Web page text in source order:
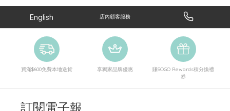
English 店內顧客服務
買滿$600免費本地送貨 享獨家品牌優惠
賺SOGO Rewards積分換禮
券
訂閱電子報